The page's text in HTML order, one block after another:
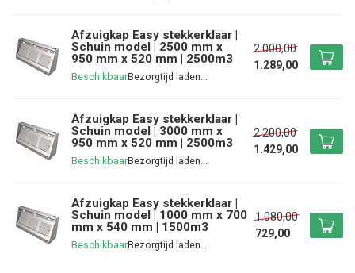
Afzuigkap Easy stekkerklaar |
Schuin model | 2500 mm x
950 mm x 520 mm | 2500m3
Beschikbaar
2.000,00
1.289,00
Afzuigkap Easy stekkerklaar |
Schuin model | 3000 mm x
950 mm x 520 mm | 2500m3
Beschikbaar
2.200,00
1.429,00
Afzuigkap Easy stekkerklaar |
Schuin model | 1000 mm x 700
mm x 540 mm | 1500m3
Beschikbaar
1.080,00
729,00